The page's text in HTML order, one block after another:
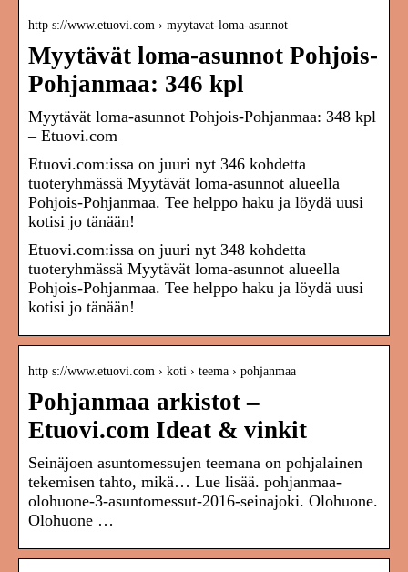
http s://www.etuovi.com › myytavat-loma-asunnot
Myytävät loma-asunnot Pohjois-
Pohjanmaa: 346 kpl
Myytävät loma-asunnot Pohjois-Pohjanmaa: 348 kpl
– Etuovi.com
Etuovi.com:issa on juuri nyt 346 kohdetta
tuoteryhmässä Myytävät loma-asunnot alueella
Pohjois-Pohjanmaa. Tee helppo haku ja löydä uusi
kotisi jo tänään!
Etuovi.com:issa on juuri nyt 348 kohdetta
tuoteryhmässä Myytävät loma-asunnot alueella
Pohjois-Pohjanmaa. Tee helppo haku ja löydä uusi
kotisi jo tänään!
http s://www.etuovi.com › koti › teema › pohjanmaa
Pohjanmaa arkistot –
Etuovi.com Ideat & vinkit
Seinäjoen asuntomessujen teemana on pohjalainen
tekemisen tahto, mikä… Lue lisää. pohjanmaa-
olohuone-3-asuntomessut-2016-seinajoki. Olohuone.
Olohuone …